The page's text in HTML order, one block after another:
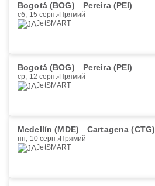
Bogotá (BOG) Pereira (PEI)
сб, 15 серп. Прямий
JetSMART
Bogotá (BOG) Pereira (PEI)
ср, 12 серп. Прямий
JetSMART
Medellín (MDE) Cartagena (CTG)
пн, 10 серп. Прямий
JetSMART